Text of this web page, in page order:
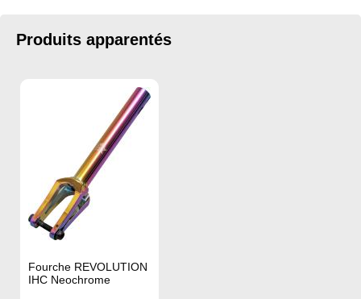
Produits apparentés
Fourche REVOLUTION
IHC Neochrome